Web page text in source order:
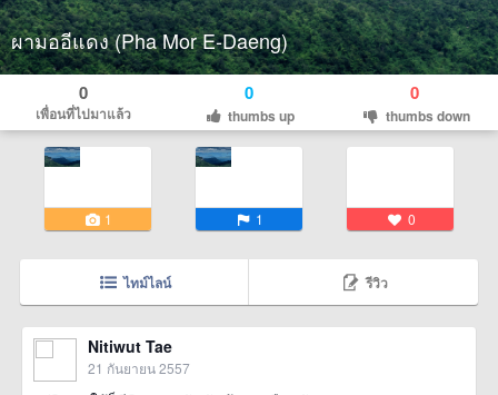
ผามออีแดง (Pha Mor E-Daeng)
0
เพื่อนที่ไปมาแล้ว
0
thumbs up
0
thumbs down
1 1 0
ไทม์ไลน์ รีวิว
Nitiwut Tae
21 กันยายน 2557